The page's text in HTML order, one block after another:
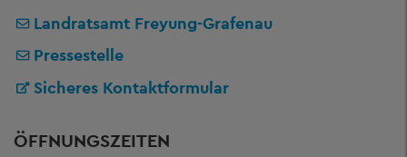
Landratsamt Freyung-Grafenau
Pressestelle
Sicheres Kontaktformular
ÖFFNUNGSZEITEN